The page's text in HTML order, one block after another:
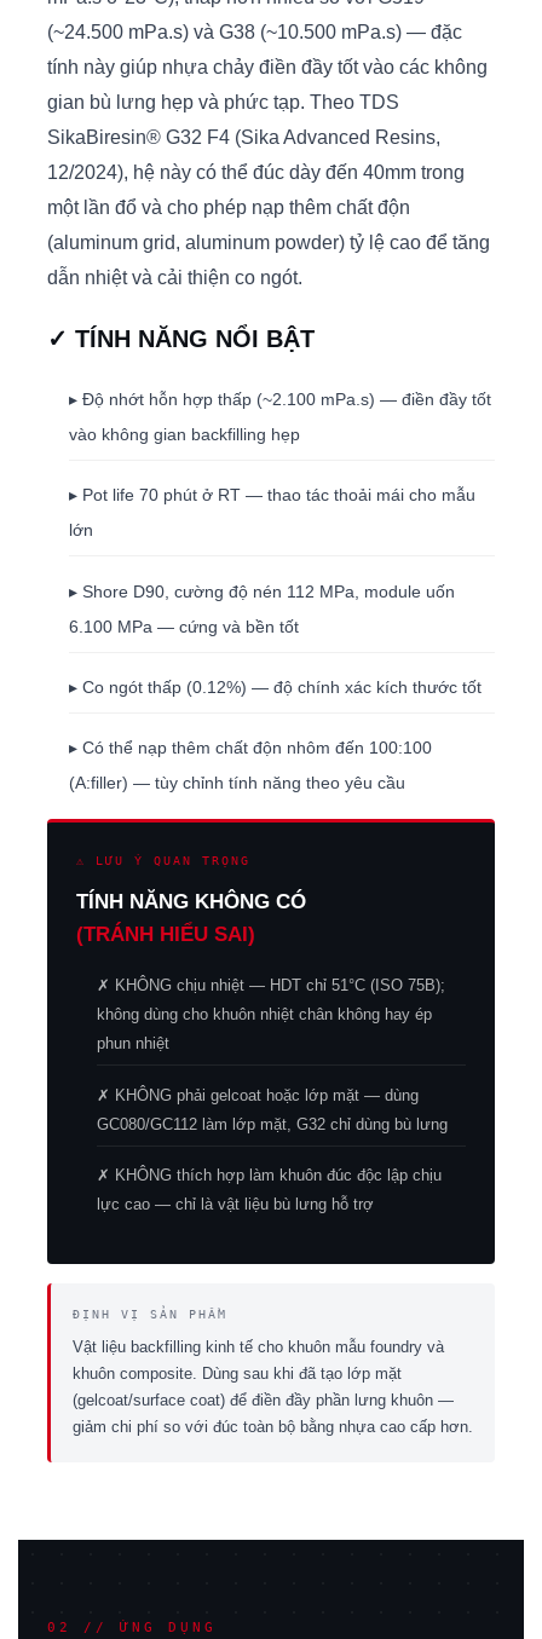
(~24.500 mPa.s) và G38 (~10.500 mPa.s) — đặc
tính này giúp nhựa chảy điền đầy tốt vào các không
gian bù lưng hẹp và phức tạp. Theo TDS
SikaBiresin® G32 F4 (Sika Advanced Resins,
12/2024), hệ này có thể đúc dày đến 40mm trong
một lần đổ và cho phép nạp thêm chất độn
(aluminum grid, aluminum powder) tỷ lệ cao để tăng
dẫn nhiệt và cải thiện co ngót.
✓ TÍNH NĂNG NỔI BẬT
▸ Độ nhớt hỗn hợp thấp (~2.100 mPa.s) — điền đầy tốt
vào không gian backfilling hẹp
▸ Pot life 70 phút ở RT — thao tác thoải mái cho mẫu
lớn
▸ Shore D90, cường độ nén 112 MPa, module uốn
6.100 MPa — cứng và bền tốt
▸ Co ngót thấp (0.12%) — độ chính xác kích thước tốt
▸ Có thể nạp thêm chất độn nhôm đến 100:100
(A:filler) — tùy chỉnh tính năng theo yêu cầu
⚠ LƯU Ý QUAN TRỌNG
TÍNH NĂNG KHÔNG CÓ
(TRÁNH HIỂU SAI)
✗ KHÔNG chịu nhiệt — HDT chỉ 51°C (ISO 75B);
không dùng cho khuôn nhiệt chân không hay ép
phun nhiệt
✗ KHÔNG phải gelcoat hoặc lớp mặt — dùng
GC080/GC112 làm lớp mặt, G32 chỉ dùng bù lưng
✗ KHÔNG thích hợp làm khuôn đúc độc lập chịu
lực cao — chỉ là vật liệu bù lưng hỗ trợ
ĐỊNH VỊ SẢN PHẨM
Vật liệu backfilling kinh tế cho khuôn mẫu foundry và
khuôn composite. Dùng sau khi đã tạo lớp mặt
(gelcoat/surface coat) để điền đầy phần lưng khuôn —
giảm chi phí so với đúc toàn bộ bằng nhựa cao cấp hơn.
02 // ỨNG DỤNG